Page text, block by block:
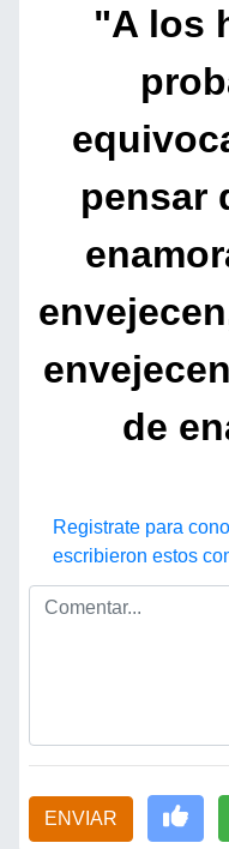
"A los
pensar
de
Registrate para
escribieron estos
ENVIAR